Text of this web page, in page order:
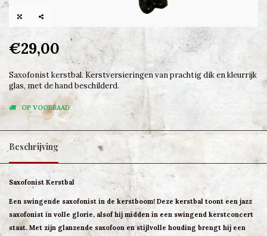
€29,00
Saxofonist kerstbal. Kerstversieringen van prachtig dik en kleurrijk
glas, met de hand beschilderd.
OP VOORRAAD
Beschrijving
Saxofonist Kerstbal
Een swingende saxofonist in de kerstboom! Deze kerstbal toont een jazz
saxofonist in volle glorie, alsof hij midden in een swingend kerstconcert
staat. Met zijn glanzende saxofoon en stijlvolle houding brengt hij een